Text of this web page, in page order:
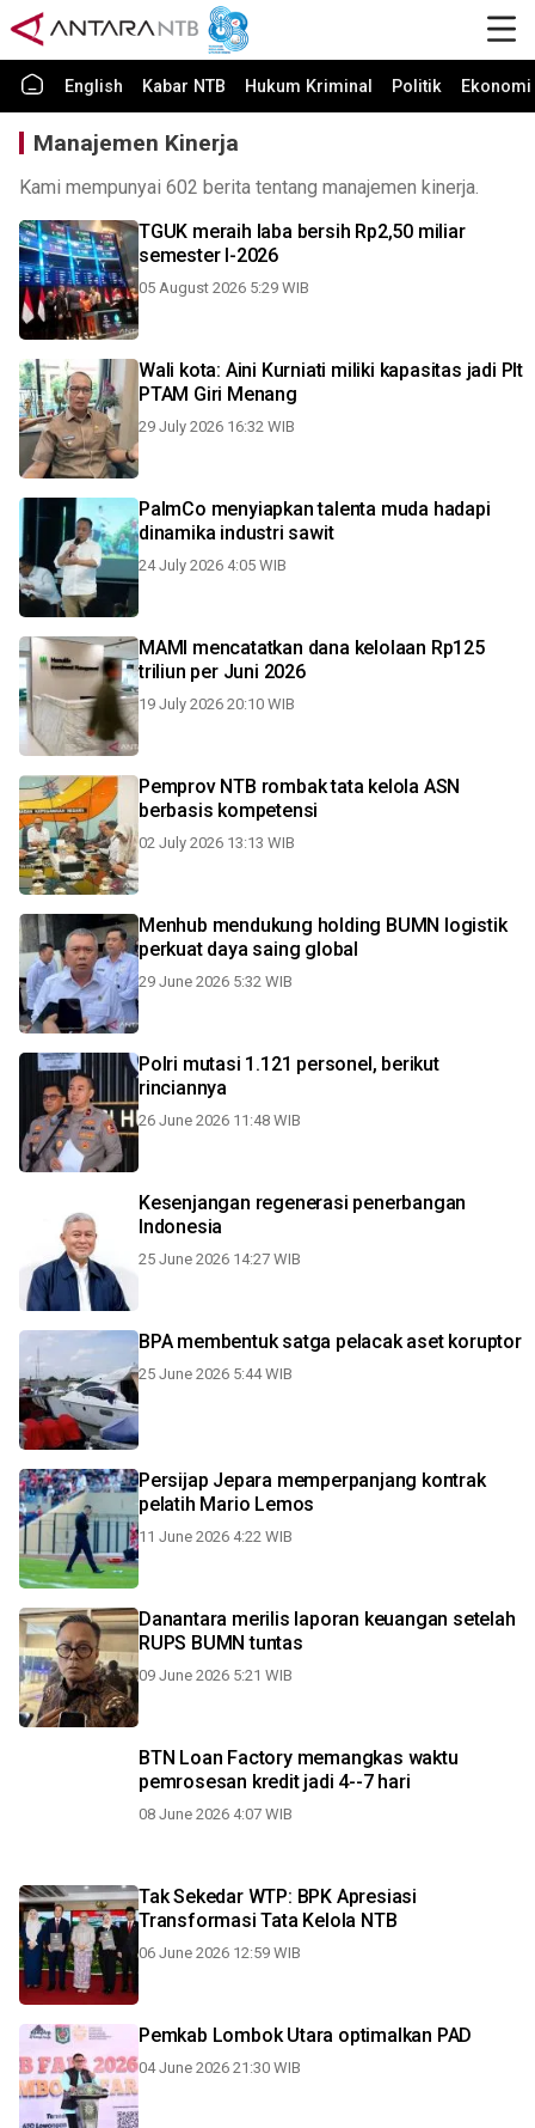
English Kabar NTB Hukum Kriminal Politik
Manajemen Kinerja
Kami mempunyai 602 berita tentang manajemen kinerja.
TGUK meraih laba bersih Rp2,50 miliar
semester I-2026
05 August 2026 5:29 WIB
Wali kota: Aini Kurniati miliki kapasitas jadi Plt
PTAM Giri Menang
29 July 2026 16:32 WIB
PalmCo menyiapkan talenta muda hadapi
dinamika industri sawit
24 July 2026 4:05 WIB
MAMI mencatatkan dana kelolaan Rp125
triliun per Juni 2026
19 July 2026 20:10 WIB
Pemprov NTB rombak tata kelola ASN
berbasis kompetensi
02 July 2026 13:13 WIB
Menhub mendukung holding BUMN logistik
perkuat daya saing global
29 June 2026 5:32 WIB
Polri mutasi 1.121 personel, berikut
rinciannya
26 June 2026 11:48 WIB
Kesenjangan regenerasi penerbangan
Indonesia
25 June 2026 14:27 WIB
BPA membentuk satga pelacak aset koruptor
25 June 2026 5:44 WIB
Persijap Jepara memperpanjang kontrak
pelatih Mario Lemos
11 June 2026 4:22 WIB
Danantara merilis laporan keuangan setelah
RUPS BUMN tuntas
09 June 2026 5:21 WIB
BTN Loan Factory memangkas waktu
pemrosesan kredit jadi 4--7 hari
08 June 2026 4:07 WIB
Tak Sekedar WTP: BPK Apresiasi
Transformasi Tata Kelola NTB
06 June 2026 12:59 WIB
Pemkab Lombok Utara optimalkan PAD
04 June 2026 21:30 WIB